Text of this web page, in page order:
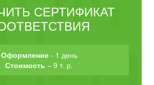
СЕРТИФИКАТ
Оформление- 1 день
Стоимость – 9 т. р.